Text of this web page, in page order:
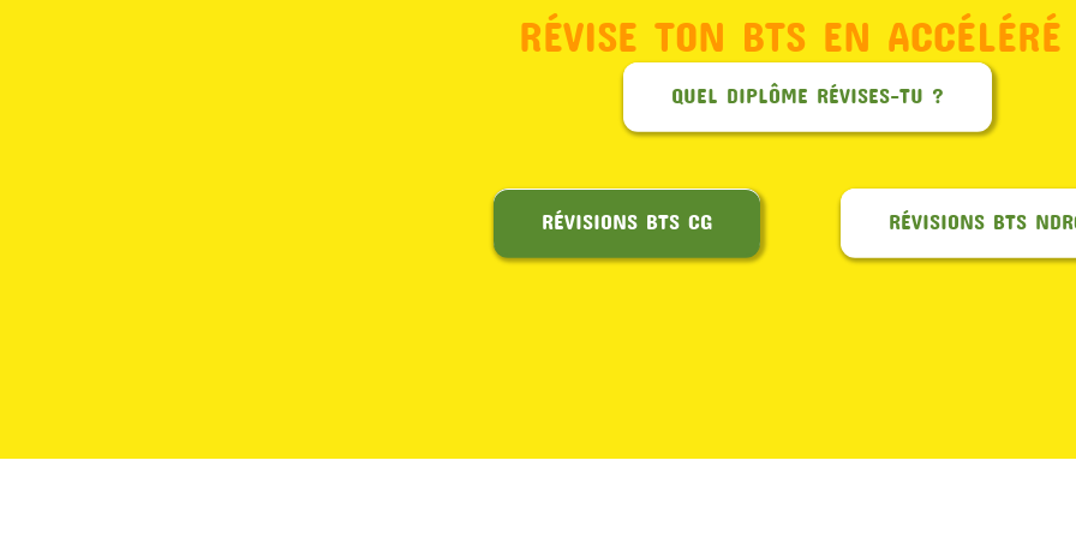
RÉVISE TON BTS EN
QUEL DIPLÔME RÉVISES-TU ?
RÉVISIONS BTS CG RÉVISIONS BTS